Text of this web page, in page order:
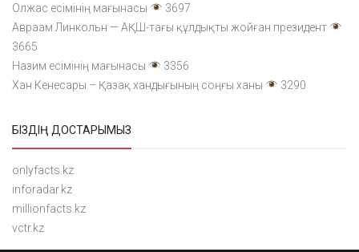
Олжас есімінің мағынасы
3697
Авраам Линкольн — АҚШ-тағы құлдықты жойған президент
3665
Назим есімінің мағынасы
3356
Хан Кенесары – Қазақ хандығының соңғы ханы
3290
БІЗДІҢ ДОСТАРЫМЫЗ
onlyfacts.kz
inforadar.kz
millionfacts.kz
vctr.kz